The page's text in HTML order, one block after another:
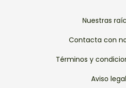
Nuestras
Contacta con
Términos y
Aviso legal